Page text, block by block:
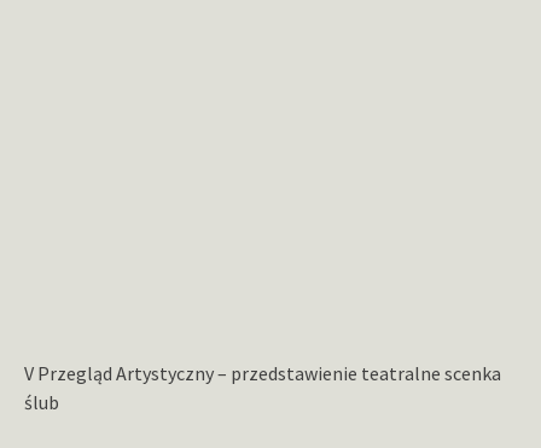
V Przegląd Artystyczny – przedstawienie teatralne scenka
ślub